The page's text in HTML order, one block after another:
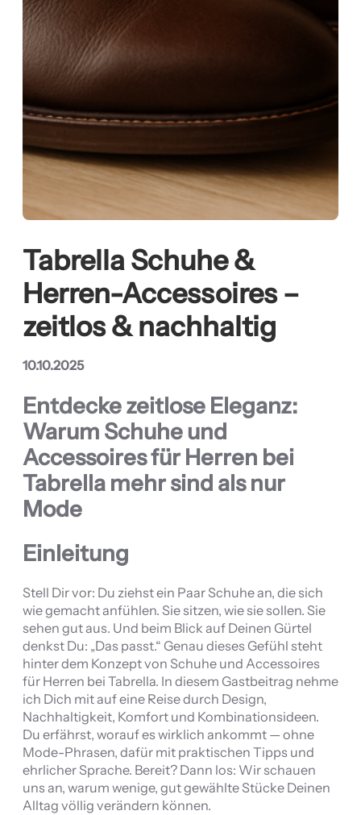
Tabrella Schuhe &
Herren-Accessoires –
zeitlos & nachhaltig
10.10.2025
Entdecke zeitlose Eleganz:
Warum Schuhe und
Accessoires für Herren bei
Tabrella mehr sind als nur
Mode
Einleitung
Stell Dir vor: Du ziehst ein Paar Schuhe an, die sich
wie gemacht anfühlen. Sie sitzen, wie sie sollen. Sie
sehen gut aus. Und beim Blick auf Deinen Gürtel
denkst Du: „Das passt.“ Genau dieses Gefühl steht
hinter dem Konzept von Schuhe und Accessoires
für Herren bei Tabrella. In diesem Gastbeitrag nehme
ich Dich mit auf eine Reise durch Design,
Nachhaltigkeit, Komfort und Kombinationsideen.
Du erfährst, worauf es wirklich ankommt — ohne
Mode-Phrasen, dafür mit praktischen Tipps und
ehrlicher Sprache. Bereit? Dann los: Wir schauen
uns an, warum wenige, gut gewählte Stücke Deinen
Alltag völlig verändern können.